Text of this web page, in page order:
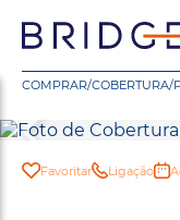
COMPRAR/COBERTURA/
Favoritar Ligação